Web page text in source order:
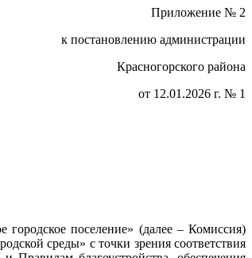
Приложение № 2
к постановлению администрации
Красногорского района
от 12.01.2026 г. № 1
поселение» (далее – Комиссия)
среды» с точки зрения соответствия